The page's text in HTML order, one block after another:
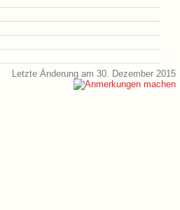
Letzte Änderung am 30. Dezember 2015